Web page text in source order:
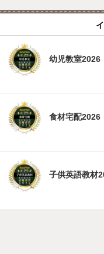
幼児教室2026
食材宅配2026
子供英語教材